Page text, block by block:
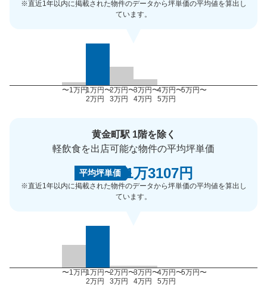
※直近1年以内に掲載された物件のデータから坪単価の平均値を算出し
ています。
〜1万円1万円〜
2万円
2万円〜
3万円
3万円〜
4万円
4万円〜
5万円
5万円〜
黄金町駅 1階を除く
軽飲食を出店可能な物件の平均坪単価
平均坪単価 1万3107円
※直近1年以内に掲載された物件のデータから坪単価の平均値を算出し
ています。
〜1万円1万円〜
2万円
2万円〜
3万円
3万円〜
4万円
4万円〜
5万円
5万円〜